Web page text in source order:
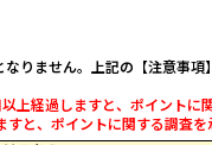
りません。上記の【注意事項
経過しますと、ポイントに
と、ポイントに関する調査